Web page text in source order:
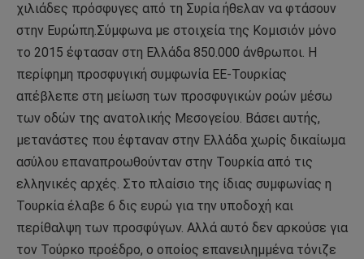
χιλιάδες πρόσφυγες από τη Συρία ήθελαν να φτάσουν
στην Ευρώπη.Σύμφωνα με στοιχεία της Κομισιόν μόνο
το 2015 έφτασαν στη Ελλάδα 850.000 άνθρωποι. Η
περίφημη προσφυγική συμφωνία ΕΕ-Τουρκίας
απέβλεπε στη μείωση των προσφυγικών ροών μέσω
των οδών της ανατολικής Μεσογείου. Bάσει αυτής,
μετανάστες που έφταναν στην Ελλάδα χωρίς δικαίωμα
ασύλου επαναπροωθούνταν στην Τουρκία από τις
ελληνικές αρχές. Στο πλαίσιο της ίδιας συμφωνίας η
Τουρκία έλαβε 6 δις ευρώ για την υποδοχή και
περίθαλψη των προσφύγων. Αλλά αυτό δεν αρκούσε για
τον Τούρκο προέδρο, ο οποίος επανειλημμένα τόνιζε